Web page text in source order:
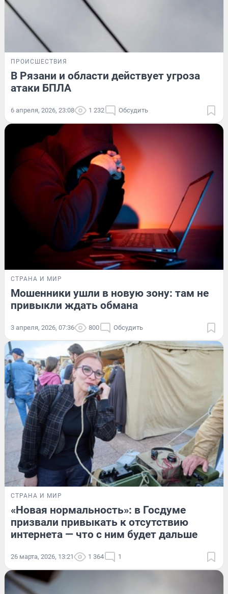
ПРОИСШЕСТВИЯ
В Рязани и области действует угроза
атаки БПЛА
6 апреля, 2026, 23:08 1 232 Обсудить
СТРАНА И МИР
Мошенники ушли в новую зону: там не
привыкли ждать обмана
3 апреля, 2026, 07:36 800 Обсудить
СТРАНА И МИР
«Новая нормальность»: в Госдуме
призвали привыкать к отсутствию
интернета — что с ним будет дальше
26 марта, 2026, 13:21 1 364 1